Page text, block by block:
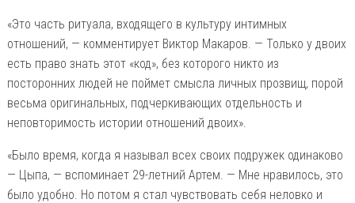
«Это часть ритуала, входящего в культуру интимных
отношений, — комментирует Виктор Макаров. — Только у двоих
есть право знать этот «код», без которого никто из
посторонних людей не поймет смысла личных прозвищ, порой
весьма оригинальных, подчеркивающих отдельность и
неповторимость истории отношений двоих».
«Было время, когда я называл всех своих подружек одинаково
— Цыпа, — вспоминает 29-летний Артем. — Мне нравилось, это
было удобно. Но потом я стал чувствовать себя неловко и